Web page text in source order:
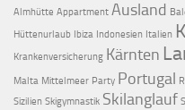
Almhütte Appartment Ausland
Hüttenurlaub
Ibiza Indonesien Italien
Krankenversicherung Kärnten
Malta Mittelmeer Party Portugal
Sizilien Skigymnastik Skilanglauf